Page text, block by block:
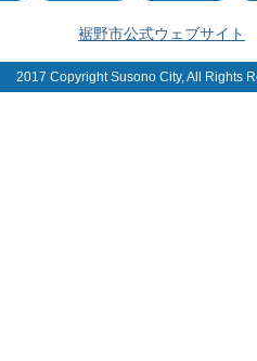
裾野市公式ウェブサイト
2017 Copyright Susono City, All Rights